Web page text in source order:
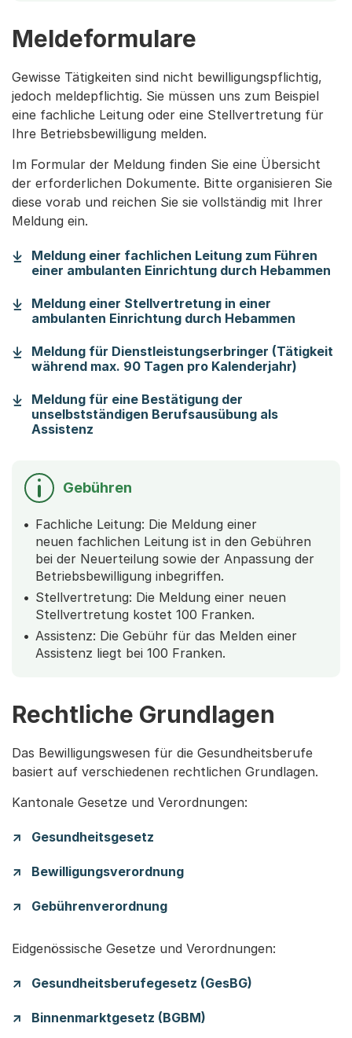
Meldeformulare
Gewisse Tätigkeiten sind nicht bewilligungspflichtig,
jedoch meldepflichtig. Sie müssen uns zum Beispiel
eine fachliche Leitung oder eine Stellvertretung für
Ihre Betriebsbewilligung melden.
Im Formular der Meldung finden Sie eine Übersicht
der erforderlichen Dokumente. Bitte organisieren Sie
diese vorab und reichen Sie sie vollständig mit Ihrer
Meldung ein.
Meldung einer fachlichen Leitung zum Führen
einer ambulanten Einrichtung durch Hebammen
Meldung einer Stellvertretung in einer
ambulanten Einrichtung durch Hebammen
Meldung für Dienstleistungserbringer (Tätigkeit
während max. 90 Tagen pro Kalenderjahr)
Meldung für eine Bestätigung der
unselbstständigen Berufsausübung als
Assistenz
Gebühren
Fachliche Leitung: Die Meldung einer
neuen fachlichen Leitung ist in den Gebühren
bei der Neuerteilung sowie der Anpassung der
Betriebsbewilligung inbegriffen.
Stellvertretung: Die Meldung einer neuen
Stellvertretung kostet 100 Franken.
Assistenz: Die Gebühr für das Melden einer
Assistenz liegt bei 100 Franken.
Rechtliche Grundlagen
Das Bewilligungswesen für die Gesundheitsberufe
basiert auf verschiedenen rechtlichen Grundlagen.
Kantonale Gesetze und Verordnungen:
Gesundheitsgesetz
Bewilligungsverordnung
Gebührenverordnung
Eidgenössische Gesetze und Verordnungen:
Gesundheitsberufegesetz (GesBG)
Binnenmarktgesetz (BGBM)